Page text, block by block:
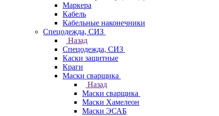
Маркера
Кабель
Кабельные наконечники
Спецодежда, СИЗ
Назад
Спецодежда, СИЗ
Каски защитные
Краги
Маски сварщика
Назад
Маски сварщика
Маски Хамелеон
Маски ЭСАБ